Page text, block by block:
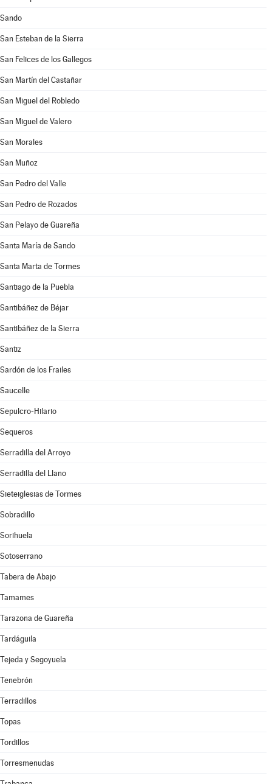
Sando
San Esteban de la Sierra
San Felices de los Gallegos
San Martín del Castañar
San Miguel del Robledo
San Miguel de Valero
San Morales
San Muñoz
San Pedro del Valle
San Pedro de Rozados
San Pelayo de Guareña
Santa María de Sando
Santa Marta de Tormes
Santiago de la Puebla
Santibáñez de Béjar
Santibáñez de la Sierra
Santiz
Sardón de los Frailes
Saucelle
Sepulcro-Hilario
Sequeros
Serradilla del Arroyo
Serradilla del Llano
Sieteiglesias de Tormes
Sobradillo
Sorihuela
Sotoserrano
Tabera de Abajo
Tamames
Tarazona de Guareña
Tardáguila
Tejeda y Segoyuela
Tenebrón
Terradillos
Topas
Tordillos
Torresmenudas